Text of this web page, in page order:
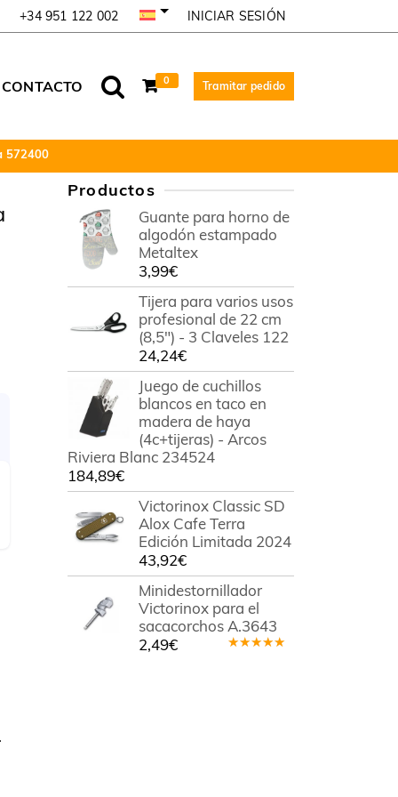
+34 951 122 002 INICIAR SESIÓN
CONTACTO 0 Tramitar pedido
572400
.
Productos
Guante para horno de
algodón estampado
Metaltex
3,99€
Tijera para varios usos
profesional de 22 cm
(8,5") - 3 Claveles 122
24,24€
Juego de cuchillos
blancos en taco en
madera de haya
(4c+tijeras) - Arcos
Riviera Blanc 234524
184,89€
Victorinox Classic SD
Alox Cafe Terra
Edición Limitada 2024
43,92€
Minidestornillador
Victorinox para el
sacacorchos A.3643
2,49€